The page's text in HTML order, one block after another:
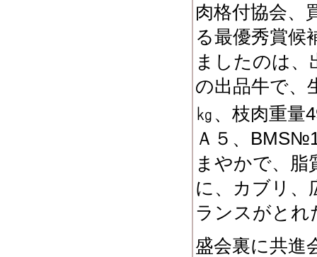
肉格付協会、
る最優秀賞候
ましたのは
の出品牛で、
㎏、枝肉重量
Ａ５、
まやかで、
に、カブリ、
ランスがとれ
盛会裏に共進